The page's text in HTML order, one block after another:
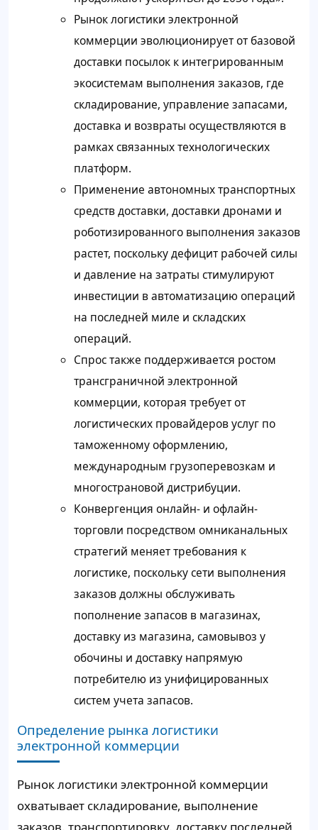
Рынок логистики электронной
коммерции эволюционирует от базовой
доставки посылок к интегрированным
экосистемам выполнения заказов, где
складирование, управление запасами,
доставка и возвраты осуществляются в
рамках связанных технологических
платформ.
Применение автономных транспортных
средств доставки, доставки дронами и
роботизированного выполнения заказов
растет, поскольку дефицит рабочей силы
и давление на затраты стимулируют
инвестиции в автоматизацию операций
на последней миле и складских
операций.
Спрос также поддерживается ростом
трансграничной электронной
коммерции, которая требует от
логистических провайдеров услуг по
таможенному оформлению,
международным грузоперевозкам и
многострановой дистрибуции.
Конвергенция онлайн- и офлайн-
торговли посредством омниканальных
стратегий меняет требования к
логистике, поскольку сети выполнения
заказов должны обслуживать
пополнение запасов в магазинах,
доставку из магазина, самовывоз у
обочины и доставку напрямую
потребителю из унифицированных
систем учета запасов.
Определение рынка логистики
электронной коммерции
Рынок логистики электронной коммерции
охватывает складирование, выполнение